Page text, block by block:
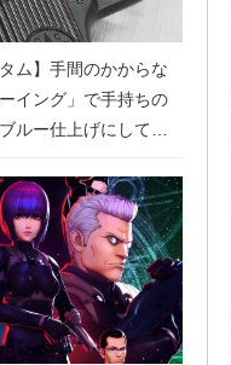
ム】手間のかからな
イング」で手持ちの
ルー仕上げにしてみ